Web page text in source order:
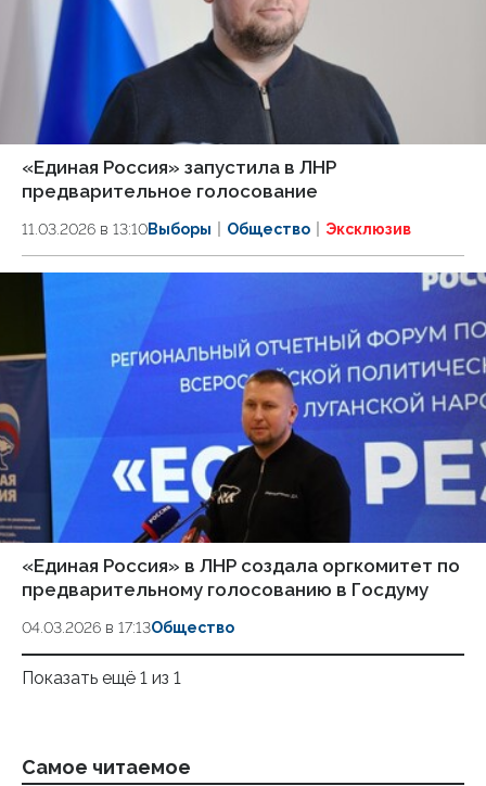
«Единая Россия» запустила в ЛНР
предварительное голосование
11.03.2026 в 13:10Выборы Общество Эксклюзив
«Единая Россия» в ЛНР создала оргкомитет по
предварительному голосованию в Госдуму
04.03.2026 в 17:13Общество
Показать ещё 1 из 1
Самое читаемое